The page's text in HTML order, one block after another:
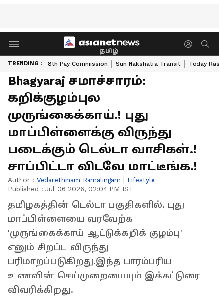
தமிழ்
TRENDING : 8th Pay Commission Sun Nakshatra Transit Today
Bhagyaraj சமாச்சாரம்:
கறிக்குழம்புல
முருங்கைக்காய்.! புது
மாப்பிள்ளைக்கு விருந்து
படைக்கும் டெல்டா வாசிகள்.!
சாப்பிட்டா விடவே மாட்டீங்க.!
Author : Vedarethinam Ramalingam | Lifestyle
Published : Jul 06 2026, 02:04 PM IST
தமிழகத்தின் டெல்டா பகுதிகளில், புது
மாப்பிள்ளையை வரவேற்க
'முருங்கைக்காய் ஆட்டுக்கறிக் குழம்பு'
எனும் சிறப்பு விருந்து
பரிமாறப்படுகிறது.இந்த பாரம்பரிய
உணவின் செய்முறையையும் இக்கட்டுரை
விவரிக்கிறது.